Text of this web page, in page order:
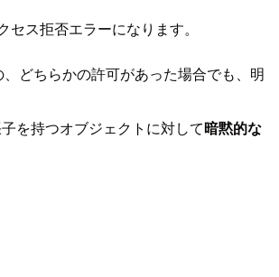
セス拒否エラーになります。
どちらかの許可があった場合でも、明
を持つオブジェクトに対して暗黙的な